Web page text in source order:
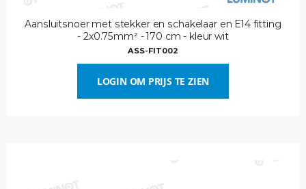
Aansluitsnoer met stekker en schakelaar en E14 fitting
- 2x0.75mm² - 170 cm - kleur wit
ASS-FIT002
LOGIN OM PRIJS TE ZIEN